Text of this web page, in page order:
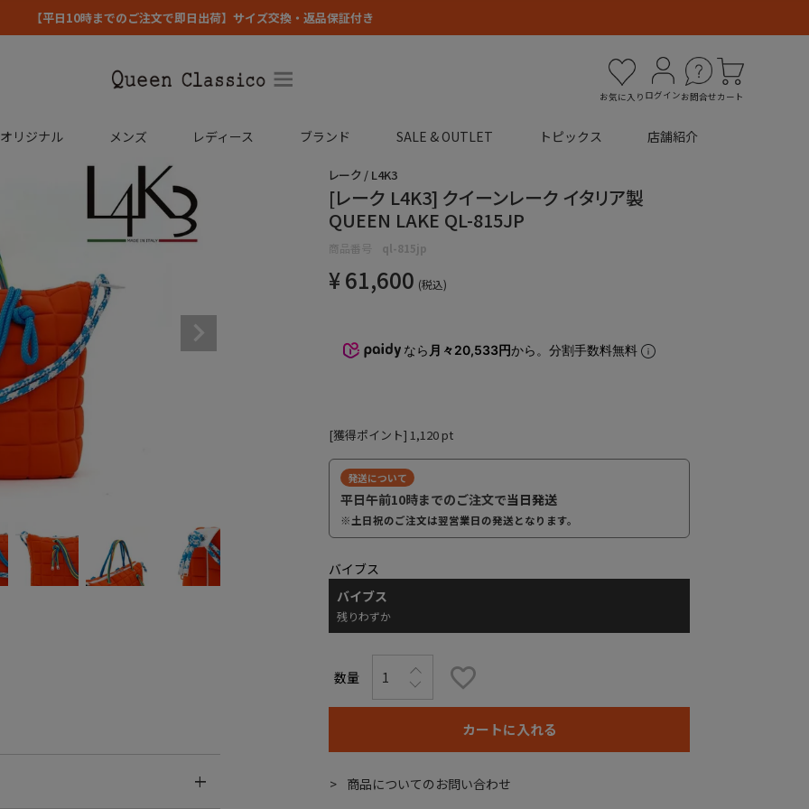
【平日10時までのご注文で即日出荷】サイズ交換・返品保証付き
お気に入り ログインお問合せカート
リジナル メンズ レディース ブランド SALE & OUTLET トピックス 店舗紹介
レーク / L4K3
[レーク L4K3] クイーンレーク イタリア製
QUEEN LAKE QL-815JP
商品番号 ql-815jp
¥61,600 税込
なら 月々20,533円から。分割手数料無料
[獲得ポイント] 1,120 pt
発送について
平日午前10時までのご注文で当日発送
※土日祝のご注文は翌営業日の発送となります。
バイブス
バイブス
残りわずか
カートに入れる
商品についてのお問い合わせ